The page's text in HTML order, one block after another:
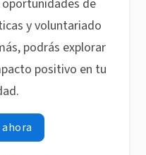
de
y voluntariado
podrás explorar
positivo en tu